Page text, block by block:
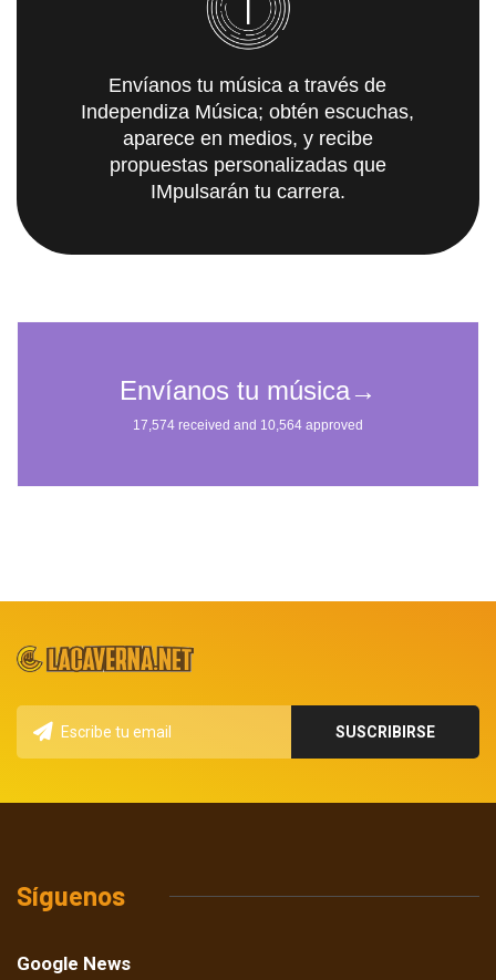
Envíanos tu música a través de
Independiza Música; obtén escuchas,
aparece en medios, y recibe
propuestas personalizadas que
IMpulsarán tu carrera.
Síguenos
Google News